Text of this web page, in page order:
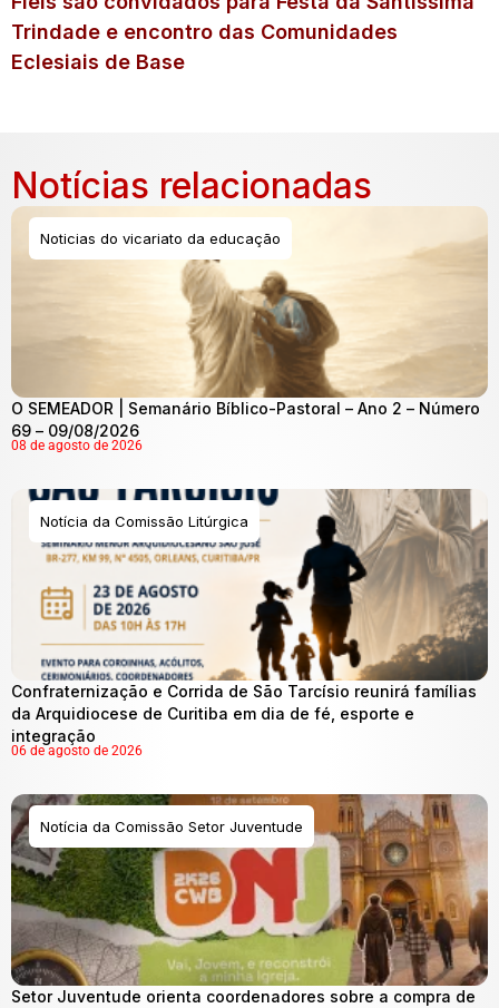
Trindade e encontro das Comunidades
Eclesiais de Base
Notícias relacionadas
Noticias do vicariato da educação
O SEMEADOR | Semanário Bíblico-Pastoral – Ano 2 – Número
69 – 09/08/2026
08 de agosto de 2026
Notícia da Comissão Litúrgica
Confraternização e Corrida de São Tarcísio reunirá famílias
da Arquidiocese de Curitiba em dia de fé, esporte e
integração
06 de agosto de 2026
Notícia da Comissão Setor Juventude
Setor Juventude orienta coordenadores sobre a compra de